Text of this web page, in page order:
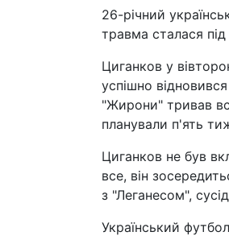
26-річний
травма сталася
Циганков у
успішно
"Жирони" тривав
планували п'ять
Циганков не був
все, він
з "Леганесом",
Український